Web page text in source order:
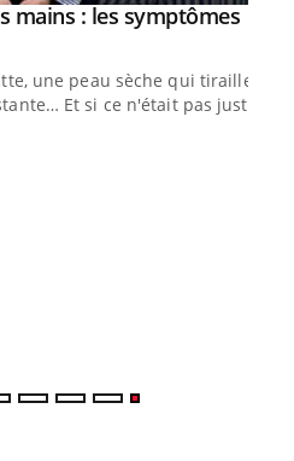
mains : les symptômes
une peau sèche qui tiraille,
Et si ce n'était pas juste